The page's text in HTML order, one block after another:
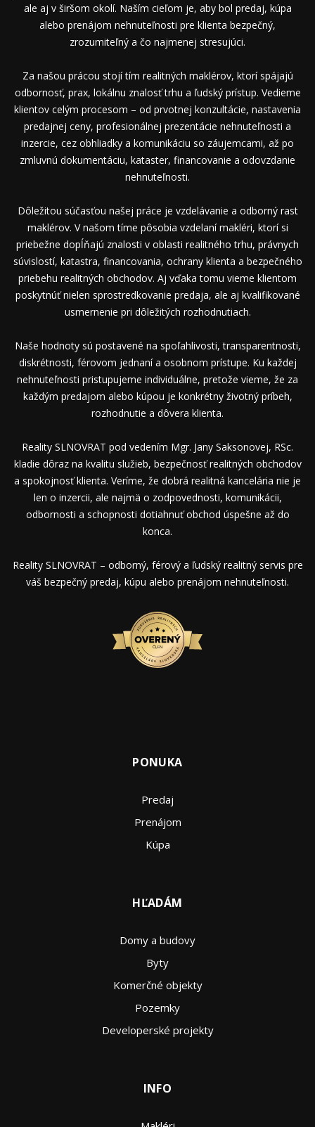
ale aj v širšom okolí. Naším cieľom je, aby bol predaj, kúpa
alebo prenájom nehnuteľnosti pre klienta bezpečný,
zrozumiteľný a čo najmenej stresujúci.
Za našou prácou stojí tím realitných maklérov, ktorí spájajú
odbornosť, prax, lokálnu znalosť trhu a ľudský prístup. Vedieme
klientov celým procesom – od prvotnej konzultácie, nastavenia
predajnej ceny, profesionálnej prezentácie nehnuteľnosti a
inzercie, cez obhliadky a komunikáciu so záujemcami, až po
zmluvnú dokumentáciu, kataster, financovanie a odovzdanie
nehnuteľnosti.
Dôležitou súčasťou našej práce je vzdelávanie a odborný rast
maklérov. V našom tíme pôsobia vzdelaní makléri, ktorí si
priebežne dopĺňajú znalosti v oblasti realitného trhu, právnych
súvislostí, katastra, financovania, ochrany klienta a bezpečného
priebehu realitných obchodov. Aj vďaka tomu vieme klientom
poskytnúť nielen sprostredkovanie predaja, ale aj kvalifikované
usmernenie pri dôležitých rozhodnutiach.
Naše hodnoty sú postavené na spoľahlivosti, transparentnosti,
diskrétnosti, férovom jednaní a osobnom prístupe. Ku každej
nehnuteľnosti pristupujeme individuálne, pretože vieme, že za
každým predajom alebo kúpou je konkrétny životný príbeh,
rozhodnutie a dôvera klienta.
Reality SLNOVRAT pod vedením Mgr. Jany Saksonovej, RSc.
kladie dôraz na kvalitu služieb, bezpečnosť realitných obchodov
a spokojnosť klienta. Veríme, že dobrá realitná kancelária nie je
len o inzercii, ale najmä o zodpovednosti, komunikácii,
odbornosti a schopnosti dotiahnuť obchod úspešne až do
konca.
Reality SLNOVRAT – odborný, férový a ľudský realitný servis pre
váš bezpečný predaj, kúpu alebo prenájom nehnuteľnosti.
PONUKA
Predaj
Prenájom
Kúpa
HĽADÁM
Domy a budovy
Byty
Komerčné objekty
Pozemky
Developerské projekty
INFO